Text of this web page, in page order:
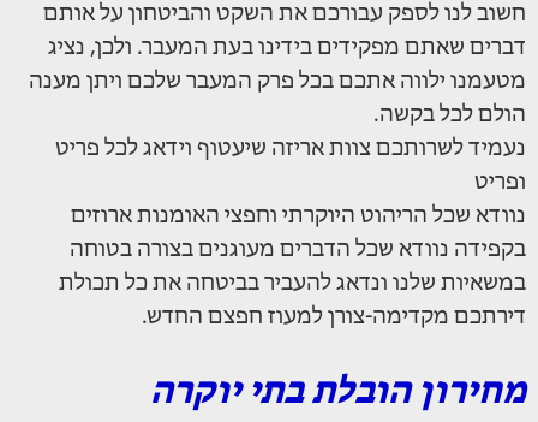
חשוב לנו לספק עבורכם את השקט והביטחון על אותם
דברים שאתם מפקידים בידינו בעת המעבר. ולכן, נציג
מטעמנו ילווה אתכם בכל פרק המעבר שלכם ויתן מענה
הולם לכל בקשה.
נעמיד לשרותכם צוות אריזה שיעטוף וידאג לכל פריט
ופריט
נוודא שכל הריהוט היוקרתי וחפצי האומנות ארוזים
בקפידה נוודא שכל הדברים מעוגנים בצורה בטוחה
במשאיות שלנו ונדאג להעביר בביטחה את כל תכולת
דירתכם מקדימה-צורן למעוז חפצם החדש.
מחירון הובלת בתי יוקרה